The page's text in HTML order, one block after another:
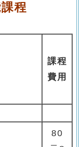
程
課程
費用
80